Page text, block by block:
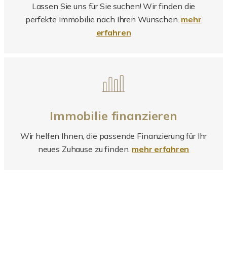
Lassen Sie uns für Sie suchen! Wir finden die
perfekte Immobilie nach Ihren Wünschen. mehr
erfahren
Immobilie finanzieren
Wir helfen Ihnen, die passende Finanzierung für Ihr
neues Zuhause zu finden. mehr erfahren